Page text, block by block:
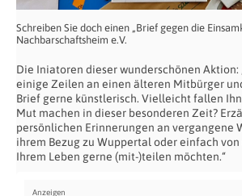
Schreiben Sie doch einen „Brief gegen die
Nachbarschaftsheim e.V.
Die Iniatoren dieser wunderschönen Aktion:
einige Zeilen an einen älteren Mitbürger
Brief gerne künstlerisch. Vielleicht fallen
Mut machen in dieser besonderen Zeit?
persönlichen Erinnerungen an vergangene
ihrem Bezug zu Wuppertal oder einfach von
Ihrem Leben gerne (mit-)teilen möchten.“